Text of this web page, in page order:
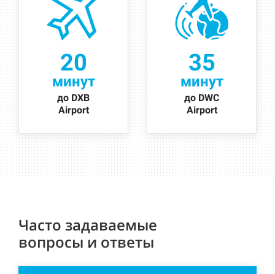
20
минут
до DXB
Airport
35
минут
до DWC
Airport
Часто задаваемые
вопросы и ответы